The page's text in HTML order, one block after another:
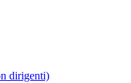
dirigenti)